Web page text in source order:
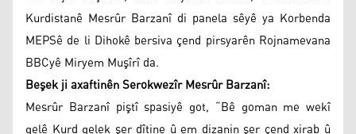
Kurdistanê Mesrûr Barzanî di panela sêyê ya Korbenda
MEPSê de li Dihokê bersiva çend pirsyarên Rojnamevana
BBCyê Miryem Muşîrî da.
Beşek ji axaftinên Serokwezîr Mesrûr Barzanî:
Mesrûr Barzanî piştî spasiyê got, “Bê goman me wekî